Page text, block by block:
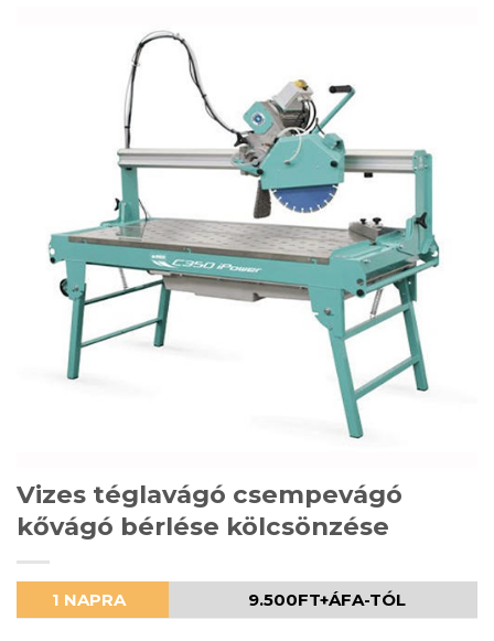
Vizes téglavágó csempevágó
kővágó bérlése kölcsönzése
1 NAPRA 9.500FT+ÁFA-TÓL